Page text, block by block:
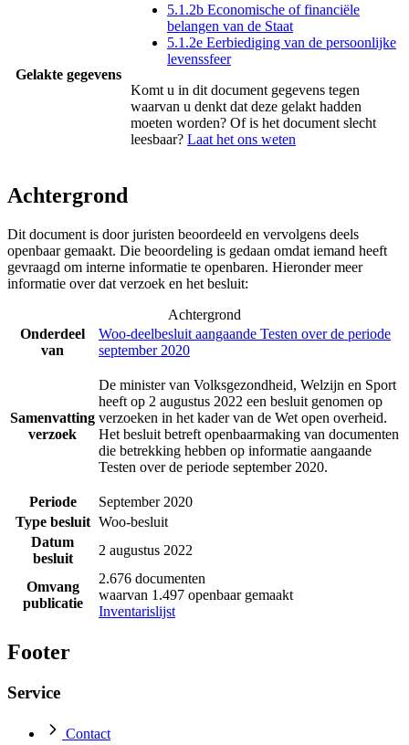
Gelakte gegevens
5.1.2b Economische of financiële
belangen van de Staat
5.1.2e Eerbiediging van de persoonlijke
levenssfeer
Komt u in dit document gegevens tegen
waarvan u denkt dat deze gelakt hadden
moeten worden? Of is het document slecht
leesbaar? Laat het ons weten
Achtergrond
Dit document is door juristen beoordeeld en vervolgens deels
openbaar gemaakt. Die beoordeling is gedaan omdat iemand heeft
gevraagd om interne informatie te openbaren. Hieronder meer
informatie over dat verzoek en het besluit:
Achtergrond
Onderdeel
van
Woo-deelbesluit aangaande Testen over de periode
september 2020
Samenvatting
verzoek
De minister van Volksgezondheid, Welzijn en Sport
heeft op 2 augustus 2022 een besluit genomen op
verzoeken in het kader van de Wet open overheid.
Het besluit betreft openbaarmaking van documenten
die betrekking hebben op informatie aangaande
Testen over de periode september 2020.
Periode
September 2020
Type besluit Woo-besluit
Datum
besluit
2 augustus 2022
Omvang
publicatie
2.676 documenten
waarvan 1.497 openbaar gemaakt
Inventarislijst
Footer
Service
Contact